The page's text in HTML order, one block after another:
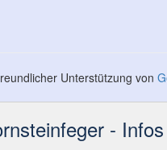
Unterstützung von
- Infos